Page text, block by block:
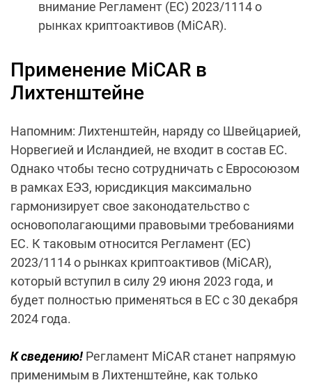
внимание Регламент (ЕС) 2023/1114 о
рынках криптоактивов (MiCAR).
Применение MiCAR в
Лихтенштейне
Напомним: Лихтенштейн, наряду со Швейцарией,
Норвегией и Исландией, не входит в состав ЕС.
Однако чтобы тесно сотрудничать с Евросоюзом
в рамках ЕЭЗ, юрисдикция максимально
гармонизирует свое законодательство с
основополагающими правовыми требованиями
ЕС. К таковым относится Регламент (ЕС)
2023/1114 о рынках криптоактивов (MiCAR),
который вступил в силу 29 июня 2023 года, и
будет полностью применяться в ЕС с 30 декабря
2024 года.
К сведению! Регламент MiCAR станет напрямую
применимым в Лихтенштейне, как только